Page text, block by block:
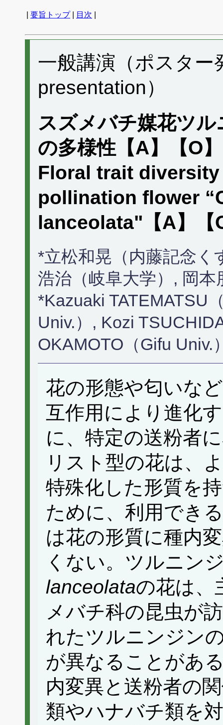
要旨トップ| 目次
一般講演（ポスタ
presentation）
スズメバチ媒花ツ
の多様性【A】【O】
Floral trait
pollination flower
lanceolata"【A】【
*立松和晃（内藤記念く
浩治（岐阜大学）, 岡
*Kazuaki TATEMATSU
Univ.）, Kozi
OKAMOTO（Gifu Univ.
花の形態や匂いな
互作用により進化
に、特定の送粉者
リスト型の花は、
特殊化した形質を
ために、利用でき
は花の形質に種内
くない。ツルニン
lanceolataの花は、
メバチ科の昆虫が
れたツルニンジン
が異なることがあ
内変異と送粉者の
類やハナバチ類を